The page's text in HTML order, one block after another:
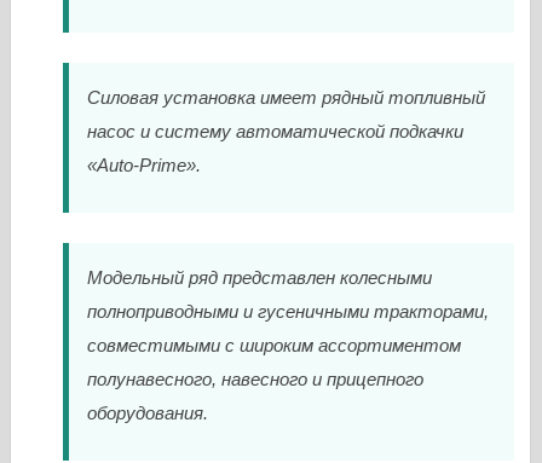
Силовая установка имеет рядный топливный
насос и систему автоматической подкачки
«Auto-Prime».
Модельный ряд представлен колесными
полноприводными и гусеничными тракторами,
совместимыми с широким ассортиментом
полунавесного, навесного и прицепного
оборудования.